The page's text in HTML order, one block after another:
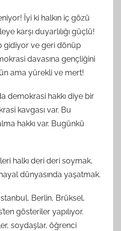
İyi ki halkın iç gözü
karşı duyarlılığı güçlü!
gidiyor ve geri dönüp
davasına gençliğini
ama yürekli ve mert!
demokrasi hakkı diye bir
kavgası var. Bu
hakkı var. Bugünkü
halkı deri deri soymak,
dünyasında yaşatmak.
Berlin, Brüksel,
gösteriler yapılıyor.
soydaşlar, öğrenci